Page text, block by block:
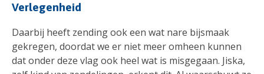
Verlegenheid
Daarbij heeft zending ook een wat nare bijsmaak
gekregen, doordat we er niet meer omheen kunnen
dat onder deze vlag ook heel wat is misgegaan. Jiska,